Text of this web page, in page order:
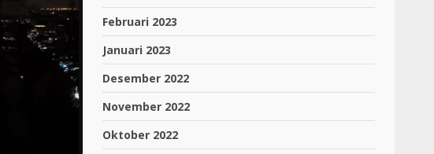
Februari 2023
Januari 2023
Desember 2022
November 2022
Oktober 2022